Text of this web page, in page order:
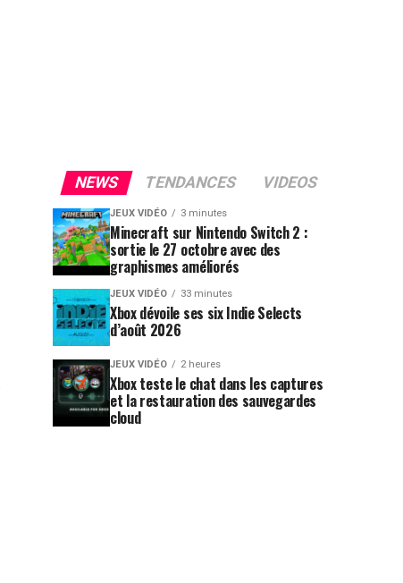
NEWS TENDANCES VIDEOS
JEUX VIDÉO 3 minutes
Minecraft sur Nintendo Switch 2 :
sortie le 27 octobre avec des
graphismes améliorés
JEUX VIDÉO 33 minutes
Xbox dévoile ses six Indie Selects
d’août 2026
JEUX VIDÉO 2 heures
Xbox teste le chat dans les captures
et la restauration des sauvegardes
cloud